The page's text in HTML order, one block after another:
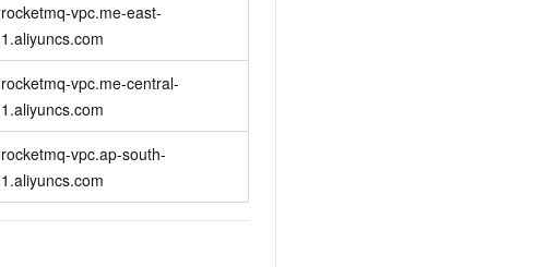
rocketmq-vpc.me-east-
1.aliyuncs.com
rocketmq-vpc.me-central-
1.aliyuncs.com
rocketmq-vpc.ap-south-
1.aliyuncs.com